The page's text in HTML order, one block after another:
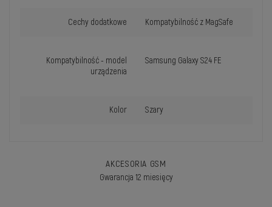
Cechy dodatkowe Kompatybilność z MagSafe
Kompatybilność - model
urządzenia
Samsung Galaxy S24 FE
Kolor Szary
AKCESORIA GSM
Gwarancja 12 miesięcy